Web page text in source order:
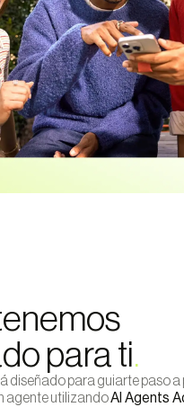
para ti.
diseñado para guiarte paso a
agente utilizandoAI Agents